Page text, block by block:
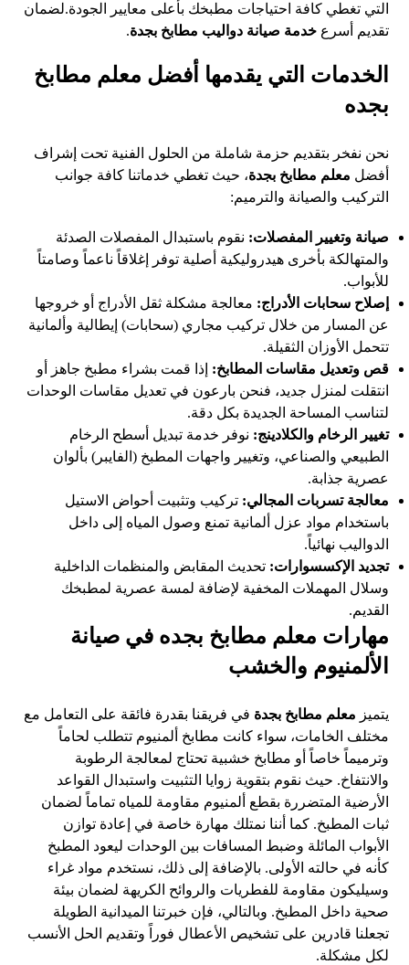
التي تغطي كافة احتياجات مطبخك بأعلى معايير الجودة.لضمان
تقديم أسرعخدمة صيانة دواليب مطابخ بجدة.
الخدمات التي يقدمها أفضل معلم مطابخ
بجده
نحن نفخر بتقديم حزمة شاملة من الحلول الفنية تحت إشراف
أفضل معلم مطابخ بجدة، حيث تغطي خدماتنا كافة جوانب
التركيب والصيانة والترميم:
صيانة وتغيير المفصلات: نقوم باستبدال المفصلات الصدئة
والمتهالكة بأخرى هيدروليكية أصلية توفر إغلاقاً ناعماً وصامتاً
للأبواب.
إصلاح سحابات الأدراج: معالجة مشكلة ثقل الأدراج أو خروجها
عن المسار من خلال تركيب مجاري (سحابات) إيطالية وألمانية
تتحمل الأوزان الثقيلة.
قص وتعديل مقاسات المطابخ: إذا قمت بشراء مطبخ جاهز أو
انتقلت لمنزل جديد، فنحن بارعون في تعديل مقاسات الوحدات
لتناسب المساحة الجديدة بكل دقة.
تغيير الرخام والكلادينج: نوفر خدمة تبديل أسطح الرخام
الطبيعي والصناعي، وتغيير واجهات المطبخ (الفايبر) بألوان
عصرية جذابة.
معالجة تسربات المجالي: تركيب وتثبيت أحواض الاستيل
باستخدام مواد عزل ألمانية تمنع وصول المياه إلى داخل
الدواليب نهائياً.
تجديد الإكسسوارات: تحديث المقابض والمنظمات الداخلية
وسلال المهملات المخفية لإضافة لمسة عصرية لمطبخك
القديم.
مهارات معلم مطابخ بجده في صيانة
الألمنيوم والخشب
يتميز معلم مطابخ بجدة في فريقنا بقدرة فائقة على التعامل مع
مختلف الخامات، سواء كانت مطابخ ألمنيوم تتطلب لحاماً
وترميماً خاصاً أو مطابخ خشبية تحتاج لمعالجة الرطوبة
والانتفاخ. حيث نقوم بتقوية زوايا التثبيت واستبدال القواعد
الأرضية المتضررة بقطع ألمنيوم مقاومة للمياه تماماً لضمان
ثبات المطبخ. كما أننا نمتلك مهارة خاصة في إعادة توازن
الأبواب المائلة وضبط المسافات بين الوحدات ليعود المطبخ
كأنه في حالته الأولى. بالإضافة إلى ذلك، نستخدم مواد غراء
وسيليكون مقاومة للفطريات والروائح الكريهة لضمان بيئة
صحية داخل المطبخ. وبالتالي، فإن خبرتنا الميدانية الطويلة
تجعلنا قادرين على تشخيص الأعطال فوراً وتقديم الحل الأنسب
لكل مشكلة.